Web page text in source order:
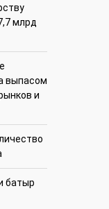
млрд
выпасом
и
батыр